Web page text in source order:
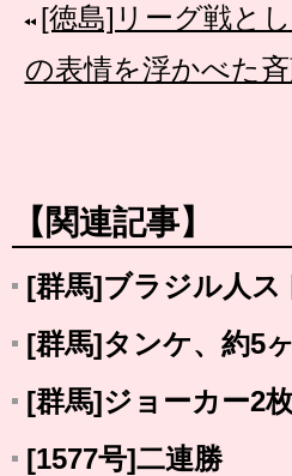
[徳島]リーグ戦と
の表情を浮かべた
【関連記事】
[群馬]ブラジル人ス
[群馬]タンケ、約5
[群馬]ジョーカー2
[1577号]二連勝